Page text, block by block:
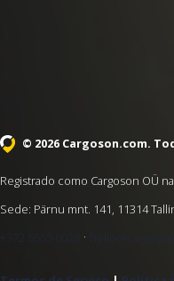
© 2026 Cargoson.com.
Registrado como Cargoson OÜ
Sede: Pärnu mnt. 141, 11314
+372 5555 0028
·